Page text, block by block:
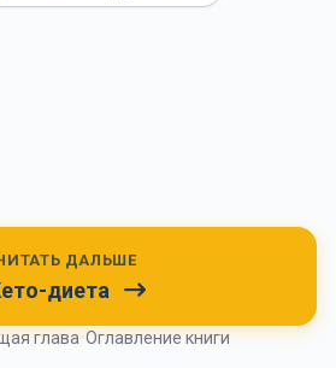
ДАЛЬШЕ
диета
глава Оглавление книги